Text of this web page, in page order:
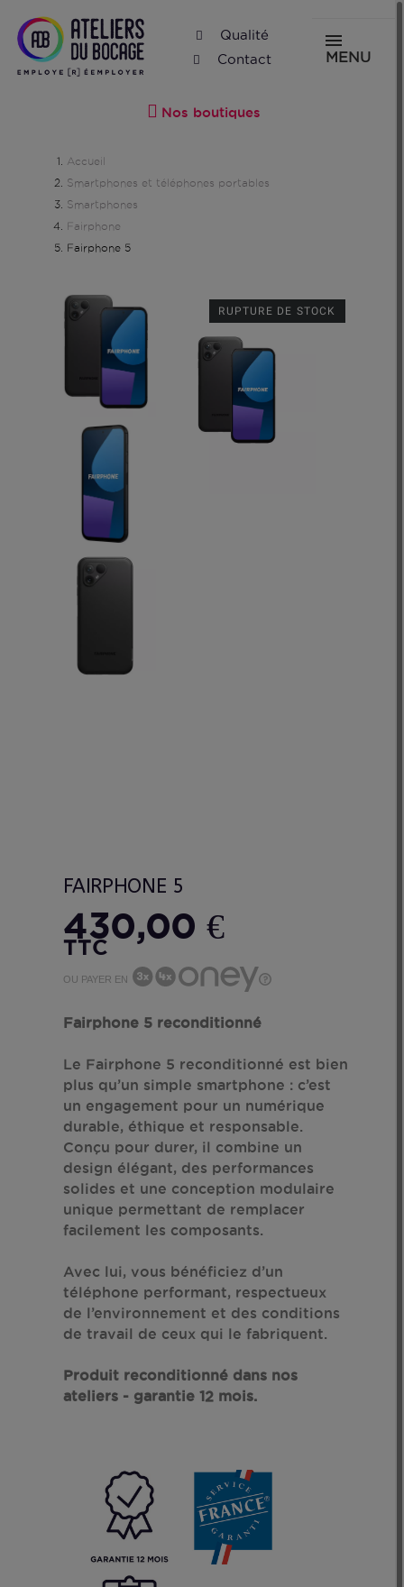
Qualité
Contact
MENU
Nos boutiques
Accueil
Smartphones et téléphones portables
Smartphones
Fairphone
Fairphone 5
RUPTURE DE STOCK
FAIRPHONE 5
430,00 €
TTC
OU PAYER EN
Fairphone 5 reconditionné
Le Fairphone 5 reconditionné est bien
plus qu’un simple smartphone : c’est
un engagement pour un numérique
durable, éthique et responsable.
Conçu pour durer, il combine un
design élégant, des performances
solides et une conception modulaire
unique permettant de remplacer
facilement les composants.
Avec lui, vous bénéficiez d’un
téléphone performant, respectueux
de l’environnement et des conditions
de travail de ceux qui le fabriquent.
Produit reconditionné dans nos
ateliers - garantie 12 mois.